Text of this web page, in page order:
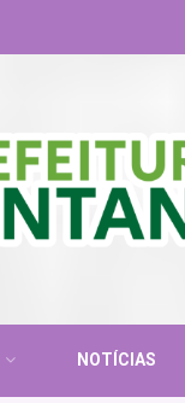
NOTÍCIAS